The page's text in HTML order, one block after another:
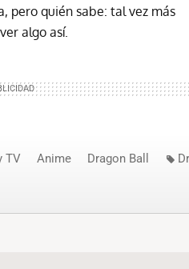
pero quién sabe: tal vez más
algo así.
TV Anime Dragon Ball